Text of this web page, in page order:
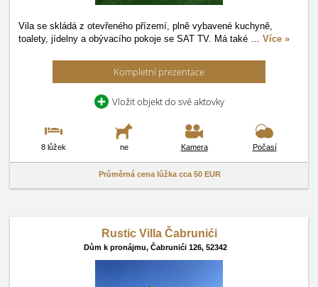
Vila se skládá z otevřeného přízemí, plně vybavené kuchyně,
toalety, jídelny a obývacího pokoje se SAT TV. Má také … Více »
Kompletní prezentace
Vložit objekt do své aktovky
8 lůžek ne Kamera Počasí
Průměrná cena lůžka cca 50 EUR
Rustic Villa Čabrunići
Dům k pronájmu, Čabrunići 126, 52342